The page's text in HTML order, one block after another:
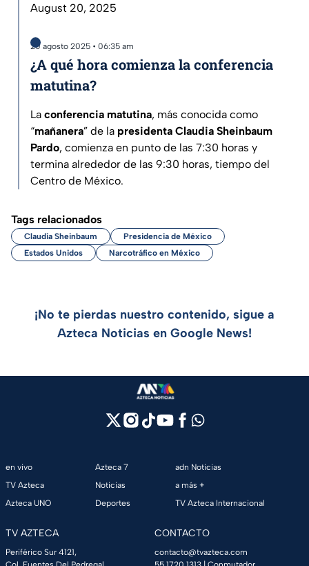
August 20, 2025
20 agosto 2025 • 06:35 am
¿A qué hora comienza la conferencia
matutina?
La conferencia matutina, más conocida como
“mañanera” de la presidenta Claudia Sheinbaum
Pardo, comienza en punto de las 7:30 horas y
termina alrededor de las 9:30 horas, tiempo del
Centro de México.
Tags relacionados
Claudia Sheinbaum
Presidencia de México
Estados Unidos
Narcotráfico en México
¡No te pierdas nuestro contenido, sigue a
Azteca Noticias en Google News!
en vivo
TV Azteca
Azteca UNO
Azteca 7
Noticias
Deportes
adn Noticias
a más +
TV Azteca Internacional
TV AZTECA
Periférico Sur 4121,
CONTACTO
contacto@tvazteca.com